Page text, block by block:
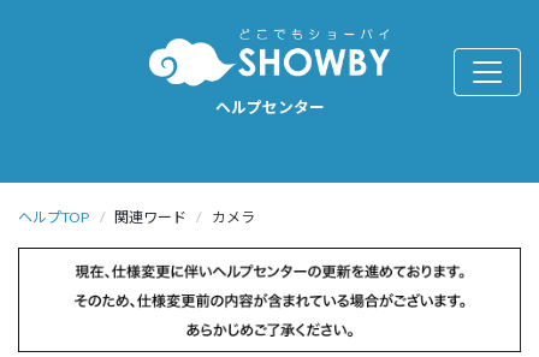
ヘルプセンター
ヘルプTOP 関連ワード カメラ